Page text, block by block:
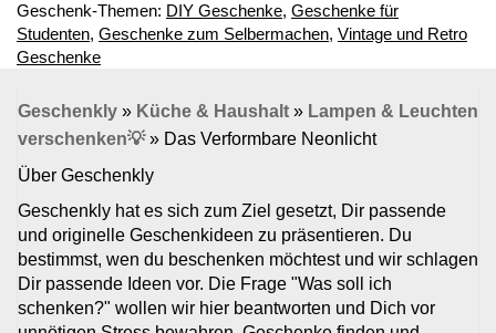
Geschenk-Themen: DIY Geschenke, Geschenke für
Studenten, Geschenke zum Selbermachen, Vintage und Retro
Geschenke
Geschenkly » Küche & Haushalt » Lampen & Leuchten
verschenken💡» Das Verformbare Neonlicht
Über Geschenkly
Geschenkly hat es sich zum Ziel gesetzt, Dir passende
und originelle Geschenkideen zu präsentieren. Du
bestimmst, wen du beschenken möchtest und wir schlagen
Dir passende Ideen vor. Die Frage "Was soll ich
schenken?" wollen wir hier beantworten und Dich vor